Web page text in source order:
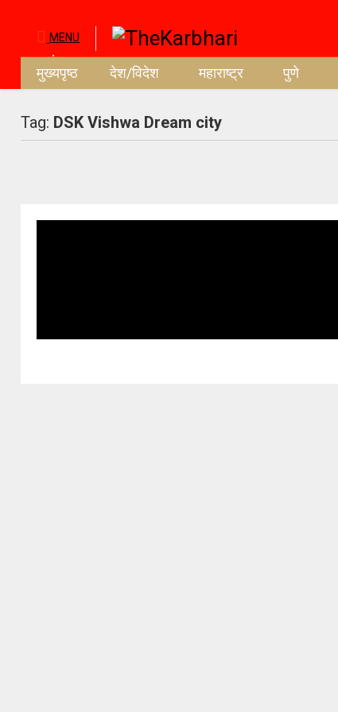
MENU
मुख्यपृष्ठ देश/विदेश महाराष्ट्र पुणे
Tag: DSK Vishwa Dream city